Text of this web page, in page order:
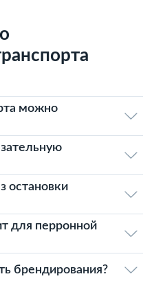
можно
остановки
для перронной
брендирования?